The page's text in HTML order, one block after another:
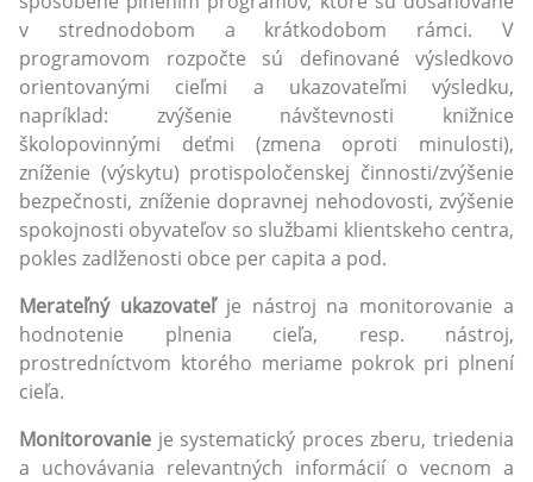
v strednodobom a krátkodobom rámci. V
programovom rozpočte sú definované výsledkovo
orientovanými cieľmi a ukazovateľmi výsledku,
napríklad: zvýšenie návštevnosti knižnice
školopovinnými deťmi (zmena oproti minulosti),
zníženie (výskytu) protispoločenskej činnosti/zvýšenie
bezpečnosti, zníženie dopravnej nehodovosti, zvýšenie
spokojnosti obyvateľov so službami klientskeho centra,
pokles zadlženosti obce per capita a pod.
Merateľný ukazovateľje nástroj na monitorovanie a
hodnotenie plnenia cieľa, resp. nástroj,
prostredníctvom ktorého meriame pokrok pri plnení
cieľa.
Monitorovanie je systematický proces zberu, triedenia
a uchovávania relevantných informácií o vecnom a